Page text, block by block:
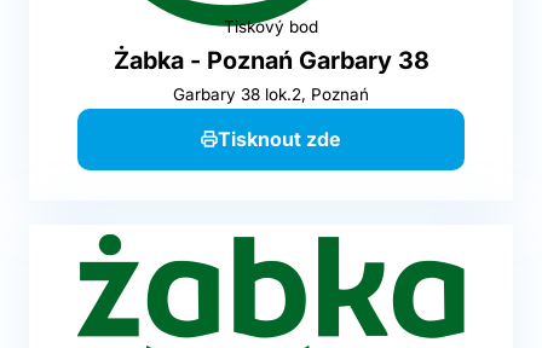
Tiskový bod
Żabka - Poznań Garbary 38
Garbary 38 lok.2, Poznań
Tisknout zde